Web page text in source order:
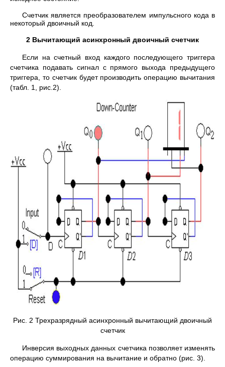
Счетчик является преобразователем импульсного кода в
некоторый двоичный код.
2 Вычитающий асинхронный двоичный счетчик
Если на счетный вход каждого последующего триггера
счетчика подавать сигнал с прямого выхода предыдущего
триггера, то счетчик будет производить операцию вычитания
(табл. 1, рис.2).
Рис. 2 Трехразрядный асинхронный вычитающий двоичный
счетчик
Инверсия выходных данных счетчика позволяет изменять
операцию суммирования на вычитание и обратно (рис. 3).